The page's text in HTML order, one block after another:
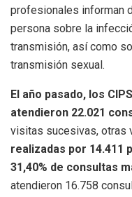
profesionales informan
persona sobre la
transmisión, así como
transmisión sexual.
El año pasado, los
atendieron 22.021
visitas sucesivas, otras
realizadas por 14.411
31,40% de consultas
atendieron 16.758